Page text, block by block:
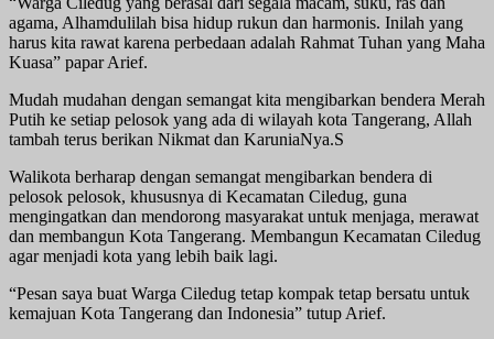
agama, Alhamdulilah bisa hidup rukun dan harmonis. Inilah yang
harus kita rawat karena perbedaan adalah Rahmat Tuhan yang Maha
Kuasa” papar Arief.
Mudah mudahan dengan semangat kita mengibarkan bendera Merah
Putih ke setiap pelosok yang ada di wilayah kota Tangerang, Allah
tambah terus berikan Nikmat dan KaruniaNya.S
Walikota berharap dengan semangat mengibarkan bendera di
pelosok pelosok, khususnya di Kecamatan Ciledug, guna
mengingatkan dan mendorong masyarakat untuk menjaga, merawat
dan membangun Kota Tangerang. Membangun Kecamatan Ciledug
agar menjadi kota yang lebih baik lagi.
“Pesan saya buat Warga Ciledug tetap kompak tetap bersatu untuk
kemajuan Kota Tangerang dan Indonesia” tutup Arief.